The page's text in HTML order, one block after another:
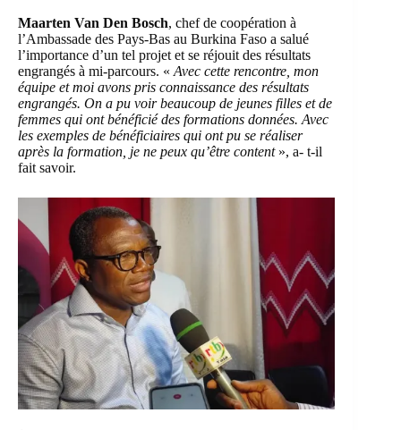
Maarten Van Den Bosch, chef de coopération à
l’Ambassade des Pays-Bas au Burkina Faso a salué
l’importance d’un tel projet et se réjouit des résultats
engrangés à mi-parcours. « Avec cette rencontre, mon
équipe et moi avons pris connaissance des résultats
engrangés. On a pu voir beaucoup de jeunes filles et de
femmes qui ont bénéficié des formations données. Avec
les exemples de bénéficiaires qui ont pu se réaliser
après la formation, je ne peux qu’être content», a- t-il
fait savoir.